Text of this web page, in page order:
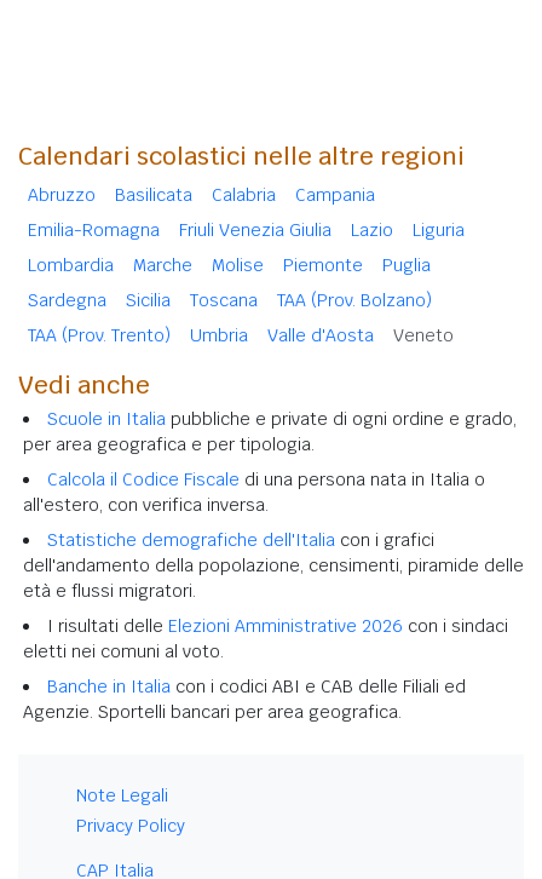
Calendari scolastici nelle altre regioni
Abruzzo Basilicata Calabria
Campania
Emilia-Romagna
Friuli Venezia Giulia Lazio
Liguria
Lombardia
Marche Molise Piemonte
Puglia
Sardegna
Sicilia Toscana
TAA (Prov. Bolzano)
TAA (Prov. Trento)
Umbria Valle d'Aosta Veneto
Vedi anche
Scuole in Italia pubbliche e private di ogni ordine e grado,
per area geografica e per tipologia.
Calcola il Codice Fiscale di una persona nata in Italia o
all'estero, con verifica inversa.
Statistiche demografiche dell'Italia con i grafici
dell'andamento della popolazione, censimenti, piramide delle
età e flussi migratori.
I risultati delle Elezioni Amministrative 2026 con i sindaci
eletti nei comuni al voto.
Banche in Italia con i codici ABI e CAB delle Filiali ed
Agenzie. Sportelli bancari per area geografica.
Note Legali
Privacy Policy
CAP Italia